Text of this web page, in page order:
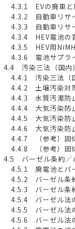
4.3.1 EVの廃車と
4.3.2 自動車リサ
4.3.3 自動車リサ
4.3.4 HEV電池の
4.3.5 HEV用NiMH
4.3.6 電池サプラ
4.4 汚染三法（国内
4.4.1 汚染三法（
4.4.2 土壌汚染対策
4.4.3 水質汚濁防止
4.4.4 大気汚染防
4.4.5 大気汚染防
4.4.6 大気汚染防
4.4.7 （参考）固
4.4.8 （参考）固
4.5 バーゼル条約／
4.5.1 廃電池とバ
4.5.2 バーゼル条
4.5.3 バーゼル条
4.5.4 バーゼル法
4.5.5 バーゼル法
4.5.6 バーゼル法